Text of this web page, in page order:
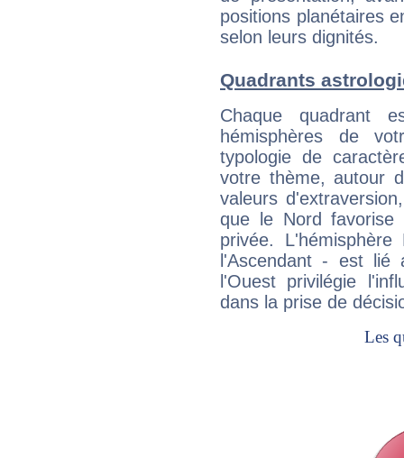
positions planétaires
selon leurs dignités.
Quadrants
Chaque quadrant
hémisphères de
typologie de
votre thème, autour
valeurs
que le Nord favorise
privée.
l'Ascendant - est
l'Ouest privilégie
dans la prise de